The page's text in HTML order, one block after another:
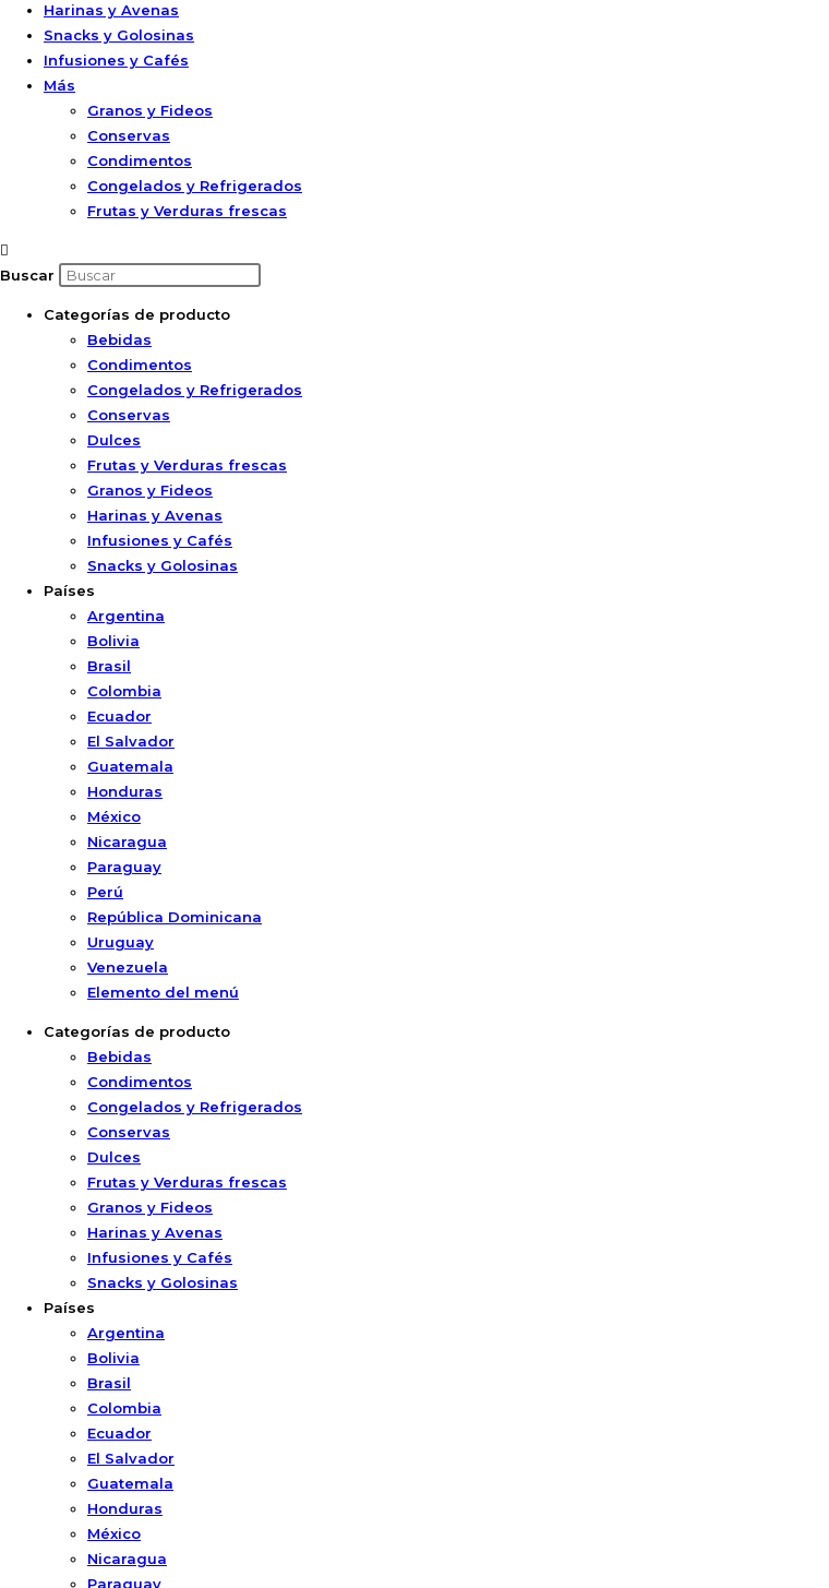
Harinas y Avenas
Snacks y Golosinas
Infusiones y Cafés
Más
Granos y Fideos
Conservas
Condimentos
Congelados y Refrigerados
Frutas y Verduras frescas
Buscar
Categorías de producto
Bebidas
Condimentos
Congelados y Refrigerados
Conservas
Dulces
Frutas y Verduras frescas
Granos y Fideos
Harinas y Avenas
Infusiones y Cafés
Snacks y Golosinas
Países
Argentina
Bolivia
Brasil
Colombia
Ecuador
El Salvador
Guatemala
Honduras
México
Nicaragua
Paraguay
Perú
República Dominicana
Uruguay
Venezuela
Elemento del menú
Categorías de producto
Bebidas
Condimentos
Congelados y Refrigerados
Conservas
Dulces
Frutas y Verduras frescas
Granos y Fideos
Harinas y Avenas
Infusiones y Cafés
Snacks y Golosinas
Países
Argentina
Bolivia
Brasil
Colombia
Ecuador
El Salvador
Guatemala
Honduras
México
Nicaragua
Paraguay